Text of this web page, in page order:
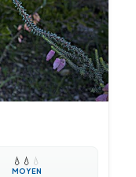
💧 💧 💧
MOYEN